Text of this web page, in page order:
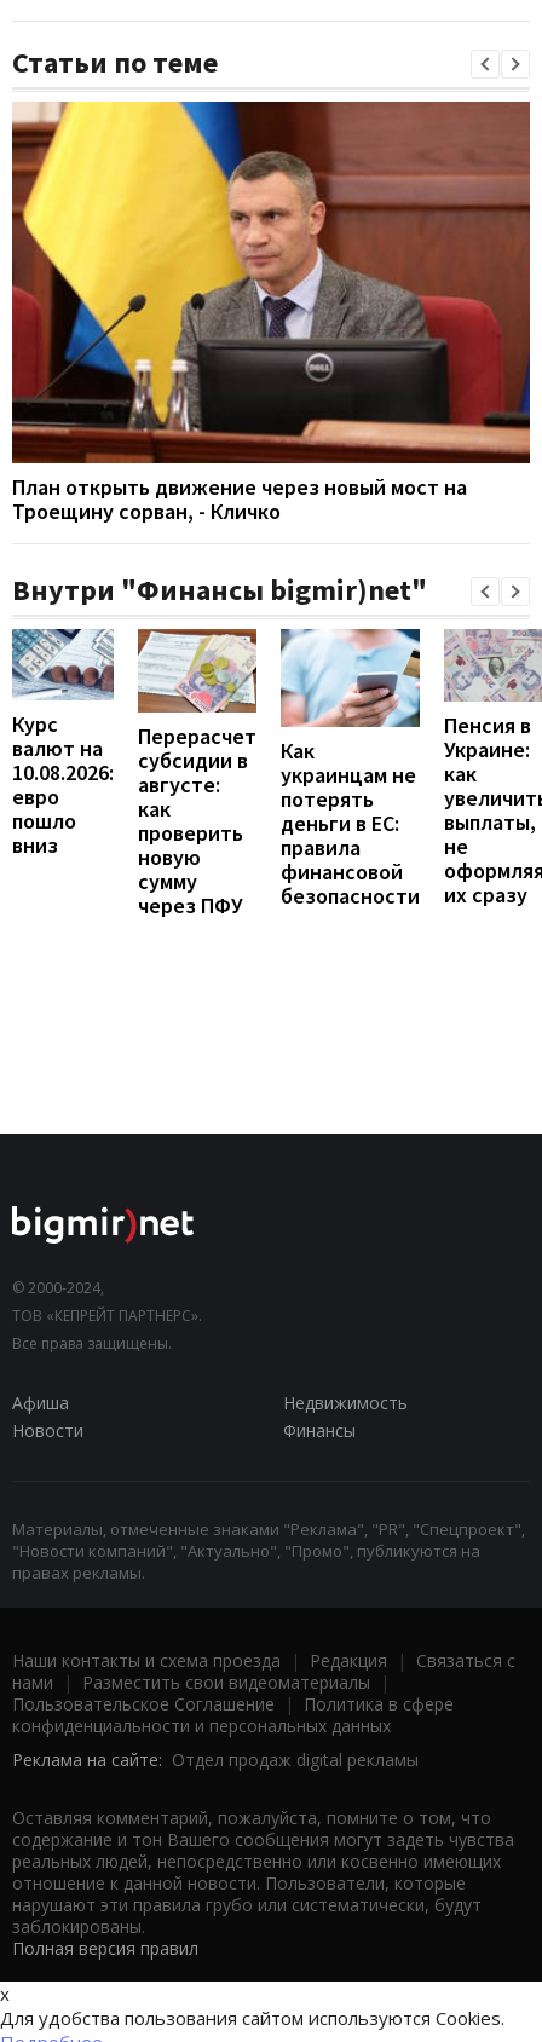
Статьи по теме
План открыть движение через новый мост на
Троещину сорван, - Кличко
Внутри "Финансы bigmir)net"
Курс
валют на
10.08.2026:
евро
пошло
вниз
Перерасчет
субсидии в
августе:
как
проверить
новую
сумму
через ПФУ
Как
украинцам не
потерять
деньги в ЕС:
правила
финансовой
безопасности
Пенсия в
Украине:
как
выплаты,
не
их сразу
© 2000-2024,
ТОВ «КЕПРЕЙТ ПАРТНЕРС».
Все права защищены.
Афиша
Недвижимость
Новости
Финансы
Материалы, отмеченные знаками "Реклама", "PR", "Спецпроект",
"Новости компаний", "Актуально", "Промо", публикуются на
правах рекламы.
Наши контакты и схема проезда | Редакция | Связаться с
нами | Разместить свои видеоматериалы |
Пользовательское Соглашение |
Политика в сфере
конфиденциальности и персональных данных
Реклама на сайте: Отдел продаж digital рекламы
Оставляя комментарий, пожалуйста, помните о том, что
содержание и тон Вашего сообщения могут задеть чувства
реальных людей, непосредственно или косвенно имеющих
отношение к данной новости. Пользователи, которые
нарушают эти правила грубо или систематически, будут
заблокированы.
Полная версия правил
x
Для удобства пользования сайтом используются Cookies.